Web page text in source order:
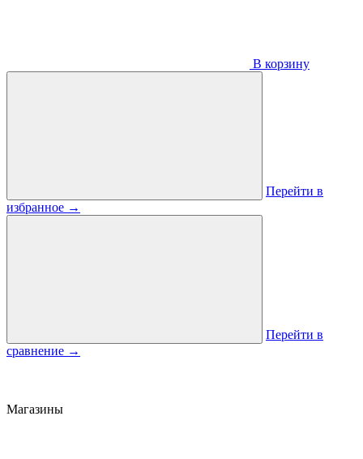
В корзину
Перейти в
избранное →
Перейти в
сравнение →
Магазины